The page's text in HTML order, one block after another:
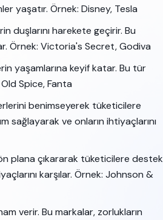
yaşatır. Örnek: Disney, Tesla
duşlarını harekete geçirir. Bu
Örnek: Victoria's Secret, Godiva
yaşamlarına keyif katar. Bu tür
Spice, Fanta
benimseyerek tüketicilere
sağlayarak ve onların ihtiyaçlarını
plana çıkararak tüketicilere destek
karşılar. Örnek: Johnson &
verir. Bu markalar, zorlukların